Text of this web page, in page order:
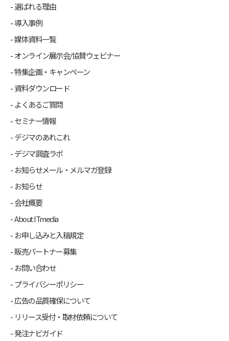
選ばれる理由
導入事例
媒体資料一覧
オンライン展示会/協賛ウェビナー
特集企画・キャンペーン
資料ダウンロード
よくあるご質問
セミナー情報
デジマのあれこれ
デジマ調査ラボ
お知らせメール・メルマガ登録
お知らせ
会社概要
About ITmedia
お申し込みと入稿規定
販売パートナー募集
お問い合わせ
プライバシーポリシー
広告の品質確保について
リリース受付・取材依頼について
発注ナビガイド